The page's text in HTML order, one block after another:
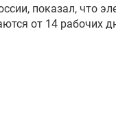
показал, что
от 14 рабочих